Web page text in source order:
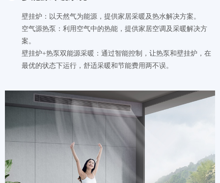
壁挂炉：以天然气为能源，提供家居采暖及热水解决方案。
空气源热泵：利用空气中的热能，提供家居空调及采暖解决方
案。
壁挂炉+热泵双能源采暖：通过智能控制，让热泵和壁挂炉，在
最优的状态下运行，舒适采暖和节能费用两不误。